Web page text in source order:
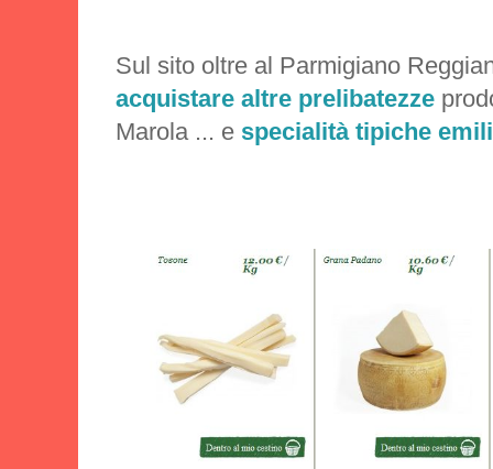
Sul sito oltre al Parmigiano
acquistare altre prelibatezze
Marola ... e specialità tipiche